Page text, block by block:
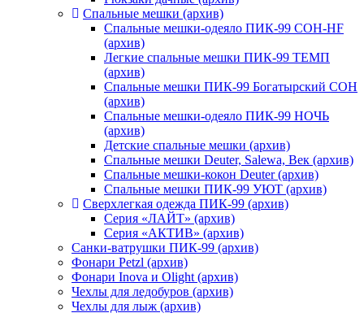
Спальные мешки (архив)
Спальные мешки-одеяло ПИК-99 СОН-HF
(архив)
Легкие спальные мешки ПИК-99 ТЕМП
(архив)
Спальные мешки ПИК-99 Богатырский СОН
(архив)
Спальные мешки-одеяло ПИК-99 НОЧЬ
(архив)
Детские спальные мешки (архив)
Спальные мешки Deuter, Salewa, Век (архив)
Спальные мешки-кокон Deuter (архив)
Спальные мешки ПИК-99 УЮТ (архив)
Сверхлегкая одежда ПИК-99 (архив)
Серия «ЛАЙТ» (архив)
Серия «АКТИВ» (архив)
Санки-ватрушки ПИК-99 (архив)
Фонари Petzl (архив)
Фонари Inova и Olight (архив)
Чехлы для ледобуров (архив)
Чехлы для лыж (архив)